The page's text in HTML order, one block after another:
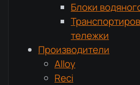
Блоки
тележки
Производители
Alloy
Reci